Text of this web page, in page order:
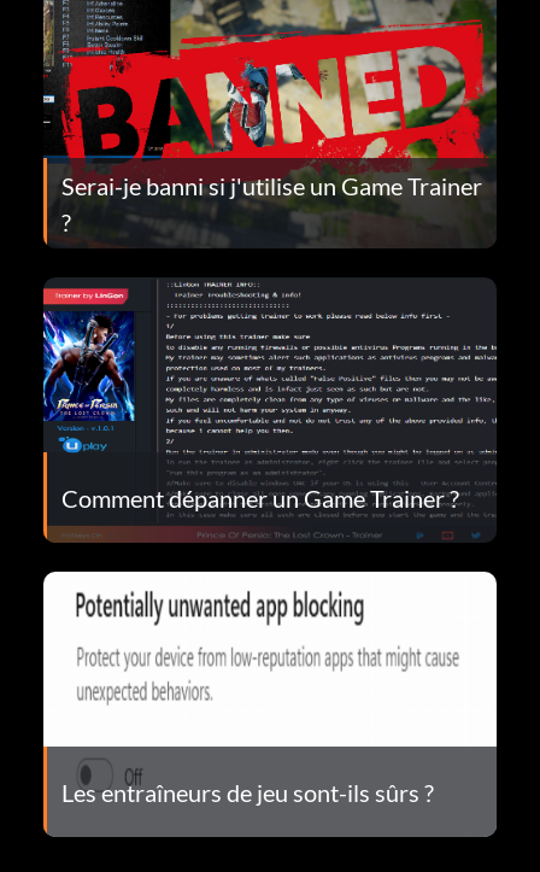
Serai-je banni si j'utilise un Game Trainer
?
Comment dépanner un Game Trainer ?
Les entraîneurs de jeu sont-ils sûrs ?